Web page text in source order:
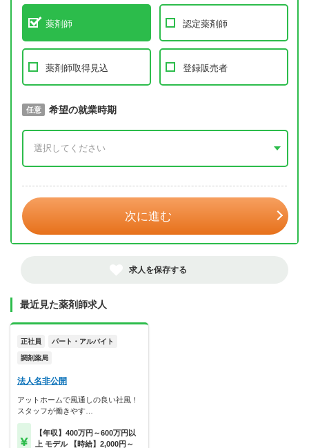
薬剤師 認定薬剤師
薬剤師取得見込 登録販売者
必須 取得予定年
任意 希望の就業時期
次に進む
求人を保存する
最近見た薬剤師求人
正社員 パート・アルバイト
調剤薬局
法人名非公開
アットホームで風通しの良い社風！
スタッフが働きやす…
【年収】400万円～600万円以
上 モデル 【時給】2,000円～